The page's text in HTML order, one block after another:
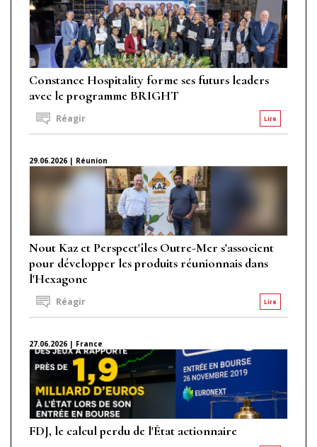
Constance Hospitality forme ses futurs leaders
avec le programme BRIGHT
Lire
Réagir
29.06.2026 | Réunion
Nout Kaz et Perspect'îles Outre-Mer s'associent
pour développer les produits réunionnais dans
l'Hexagone
Lire
Réagir
27.06.2026 | France
FDJ, le calcul perdu de l'État actionnaire